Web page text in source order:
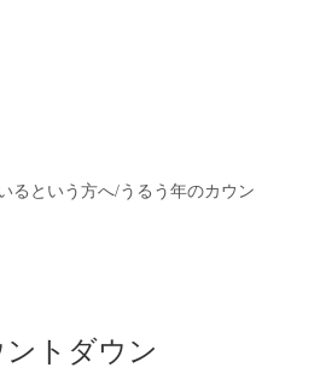
るという方へ/うるう年のカウン
トダウン